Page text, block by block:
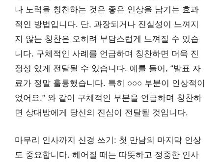
나 노력을 칭찬하는 것은 좋은 인상을 남기는 효과
적인 방법입니다. 단, 과장되거나 진실성이 느껴지
지 않는 칭찬은 오히려 부담스럽게 느껴질 수 있습
니다. 구체적인 사례를 언급하며 칭찬하면 더욱 진
정성 있게 전달될 수 있습니다. 예를 들어, “발표 자
료가 정말 훌륭했습니다. 특히 ○○○ 부분이 인상적이
었어요.” 와 같이 구체적인 부분을 언급하며 칭찬하
면 상대방에게 당신의 진심이 전달될 것입니다.
마무리 인사까지 신경 쓰기: 첫 만남의 마지막 인상
도 중요합니다. 헤어질 때는 따뜻하고 정중한 인사